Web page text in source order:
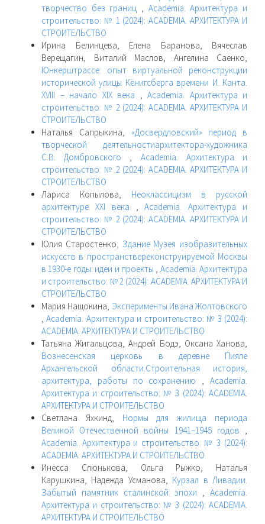
творчество без границ , Academia. Архитектура и
строительство: № 1 (2024): ACADEMIA. АРХИТЕКТУРА И
СТРОИТЕЛЬСТВО
Ирина Белинцева, Елена Баранова, Вячеслав
Верещагин, Виталий Маслов, Ангелина Саенко,
Юнкерштрассе: опыт виртуальной реконструкции
исторической улицы Кёнигсберга времени И. Канта.
XVIII – начало XIX века , Academia. Архитектура и
строительство: № 2 (2024): ACADEMIA. АРХИТЕКТУРА И
СТРОИТЕЛЬСТВО
Наталья Сапрыкина, «Досвердловский» период в
творческой деятельностиархитектора-художника
С.В. Домбровского , Academia. Архитектура и
строительство: № 2 (2024): ACADEMIA. АРХИТЕКТУРА И
СТРОИТЕЛЬСТВО
Лариса Копылова, Неоклассицизм в русской
архитектуре XXI века ,Academia. Архитектура и
строительство: № 2 (2024): ACADEMIA. АРХИТЕКТУРА И
СТРОИТЕЛЬСТВО
Юлия Старостенко, Здание Музея изобразительных
искусств в пространствереконструируемой Москвы
в 1930-е годы: идеи и проекты , Academia. Архитектура
и строительство: № 2 (2024): ACADEMIA. АРХИТЕКТУРА И
СТРОИТЕЛЬСТВО
Мария Нащокина, Эксперименты Ивана Жолтовского
,Academia. Архитектура и строительство: № 3 (2024):
ACADEMIA. АРХИТЕКТУРА И СТРОИТЕЛЬСТВО
Татьяна Жигальцова, Андрей Бодэ, Оксана Ханова,
Вознесенская церковь в деревне Пияле
Архангельской области.Строительная история,
архитектура, работы по сохранению ,Academia.
Архитектура и строительство: № 3 (2024): ACADEMIA.
АРХИТЕКТУРА И СТРОИТЕЛЬСТВО
Светлана Яхкинд, Нормы для жилища периода
Великой Отечественной войны 1941–1945 годов ,
Academia. Архитектура и строительство: № 3 (2024):
ACADEMIA. АРХИТЕКТУРА И СТРОИТЕЛЬСТВО
Инесса Слюнькова, Ольга Рыжко, Наталья
Карушкина, Надежда Усманова, Курзал в Ливадии.
Забытый памятник сталинской эпохи ,Academia.
Архитектура и строительство: № 3 (2024): ACADEMIA.
АРХИТЕКТУРА И СТРОИТЕЛЬСТВО